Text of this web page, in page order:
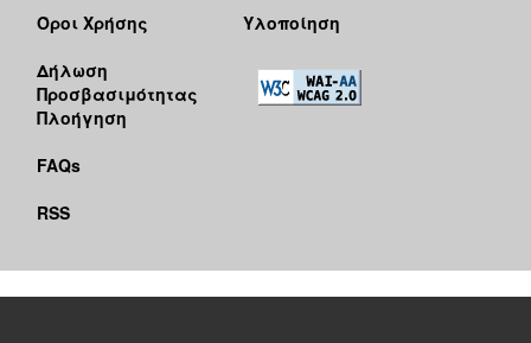
Όροι Χρήσης
Δήλωση
Προσβασιμότητας
Πλοήγηση
FAQs
RSS
Υλοποίηση